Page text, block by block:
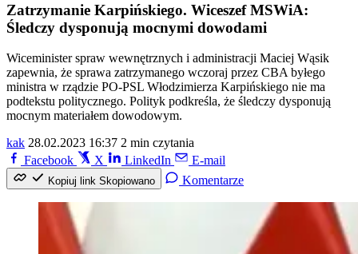
Zatrzymanie Karpińskiego. Wiceszef MSWiA:
Śledczy dysponują mocnymi dowodami
Wiceminister spraw wewnętrznych i administracji Maciej Wąsik
zapewnia, że sprawa zatrzymanego wczoraj przez CBA byłego
ministra w rządzie PO-PSL Włodzimierza Karpińskiego nie ma
podtekstu politycznego. Polityk podkreśla, że śledczy dysponują
mocnym materiałem dowodowym.
kak 28.02.2023 16:37 2 min czytania
Facebook
X LinkedIn E-mail
Kopiuj link Skopiowano Komentarze